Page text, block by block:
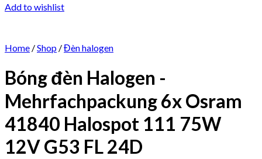
Add to wishlist
Home /Shop /Đèn halogen
Bóng đèn Halogen -
Mehrfachpackung 6x Osram
41840 Halospot 111 75W
12V G53 FL 24D